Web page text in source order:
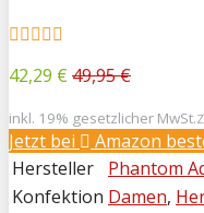
42,29 € 49,95 €
inkl. 19% gesetzlicher MwSt.
Jetzt bei
Amazon
Hersteller
Phantom
Konfektion Damen,